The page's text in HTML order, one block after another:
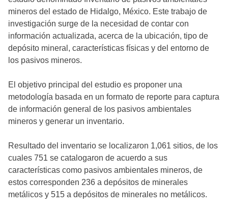
mineros del estado de Hidalgo, México. Este trabajo de
investigación surge de la necesidad de contar con
información actualizada, acerca de la ubicación, tipo de
depósito mineral, características físicas y del entorno de
los pasivos mineros.
El objetivo principal del estudio es proponer una
metodología basada en un formato de reporte para captura
de información general de los pasivos ambientales
mineros y generar un inventario.
Resultado del inventario se localizaron 1,061 sitios, de los
cuales 751 se catalogaron de acuerdo a sus
características como pasivos ambientales mineros, de
estos corresponden 236 a depósitos de minerales
metálicos y 515 a depósitos de minerales no metálicos.